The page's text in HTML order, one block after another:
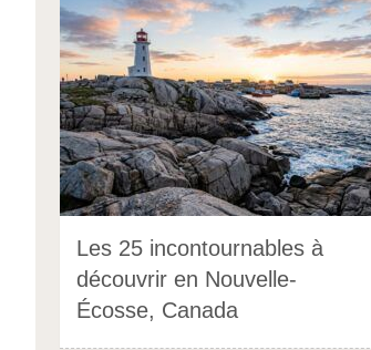
Les 25 incontournables à
découvrir en Nouvelle-
Écosse, Canada